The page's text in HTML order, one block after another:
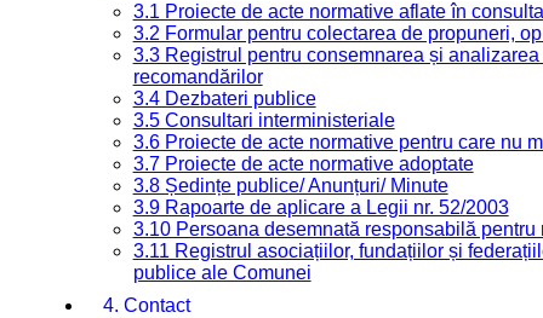
3.1 Proiecte de acte normative aflate în
3.2 Formular pentru colectarea de propuneri,
3.3 Registrul pentru consemnarea și
recomandărilor
3.4 Dezbateri publice
3.5 Consultari interministeriale
3.6 Proiecte de acte normative pentru care nu
3.7 Proiecte de acte normative adoptate
3.8 Ședințe publice/ Anunțuri/ Minute
3.9 Rapoarte de aplicare a Legii nr. 52/2003
3.10 Persoana desemnată responsabilă
3.11 Registrul asociațiilor, fundațiilor și
publice ale Comunei
4. Contact